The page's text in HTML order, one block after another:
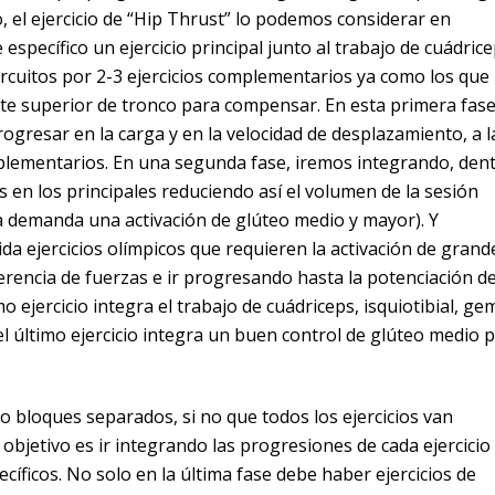
ejercicio de “Hip Thrust” lo podemos considerar en
un ejercicio principal junto al trabajo de
por 2-3 ejercicios complementarios ya como los que
superior de tronco para compensar. En esta primera
en la carga y en la velocidad de desplazamiento, a
En una segunda fase, iremos integrando,
los principales reduciendo así el volumen de la sesión
una activación de glúteo medio y mayor). Y
ejercicios olímpicos que requieren la activación de
de fuerzas e ir progresando hasta la potenciación
ejercicio integra el trabajo de cuádriceps, isquiotibial,
último ejercicio integra un buen control de glúteo medio
bloques separados, si no que todos los ejercicios van
es ir integrando las progresiones de cada ejercicio
No solo en la última fase debe haber ejercicios de